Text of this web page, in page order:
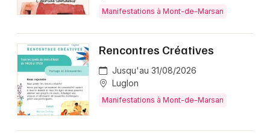
Manifestations à Mont-de-Marsan
Rencontres Créatives
Jusqu'au 31/08/2026
Luglon
Manifestations à Mont-de-Marsan